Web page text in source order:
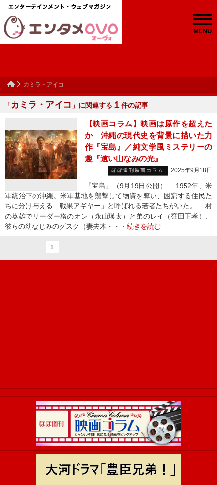
MENU
カミラ・アイコ
「カミラ・アイコ 」に関連する １ 件の記事
【映画コラム】映画は原作を超えた
か 沖縄の現代史を背景に描いた力
作『宝島』／純文学風ミステリーの
趣『遠い山なみの光』
ほぼ週刊映画コラム 2025年9月18日
『宝島』（9月19日公開） 1952年、米
軍統治下の沖縄。米軍基地を襲撃して物資を奪い、困窮する住民た
ちに分け与える「戦果アギヤー」と呼ばれる若者たちがいた。 村
の英雄でリーダー格のオン（永山瑛太）と弟のレイ（窪田正孝）、
彼らの幼なじみのグスク（妻夫木・・・ 続きを読む
1